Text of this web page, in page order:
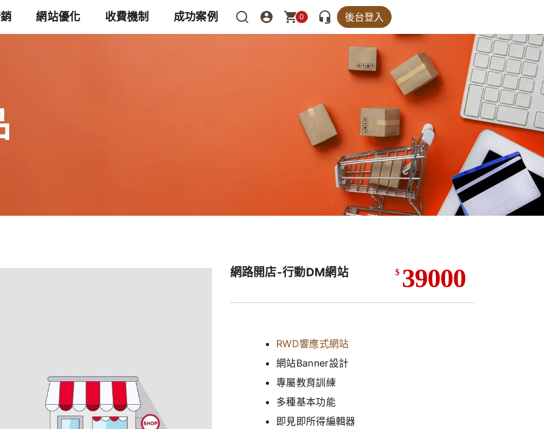
網站優化 收費機制 成功案例 0 後台登入
網路開店-行動DM網站 $ 39000
RWD響應式網站
網站Banner設計
專屬教育訓練
多種基本功能
即見即所得編輯器